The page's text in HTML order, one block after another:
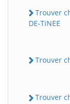
Trouver
DE-TiNEE
Trouver
Trouver